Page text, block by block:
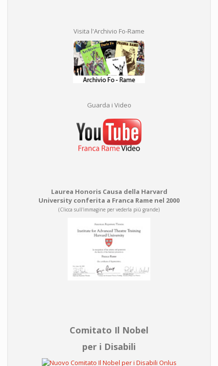
Visita l'Archivio Fo-Rame
Guarda i Video
Laurea Honoris Causa della Harvard
University conferita a Franca Rame nel 2000
(Clicca sull'immagine per vederla più grande)
Comitato Il Nobel
per i Disabili